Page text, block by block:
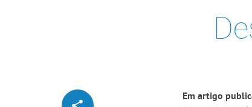
Em artigo